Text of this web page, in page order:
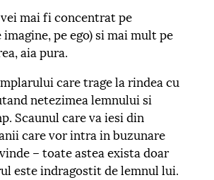
mai fi concentrat pe
imagine, pe ego) si mai mult pe
aia pura.
care trage la rindea cu
netezimea lemnului si
Scaunul care va iesi din
care vor intra in buzunare
– toate astea exista doar
este indragostit de lemnul lui.